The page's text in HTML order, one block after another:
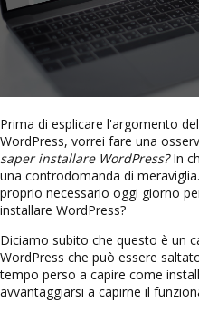
Prima di esplicare l'argomento
WordPress, vorrei fare una
saper installare WordPress?In
una controdomanda di
proprio necessario oggi giorno
installare WordPress?
Diciamo subito che questo è un
WordPress che può essere
tempo perso a capire come
avvantaggiarsi a capirne il